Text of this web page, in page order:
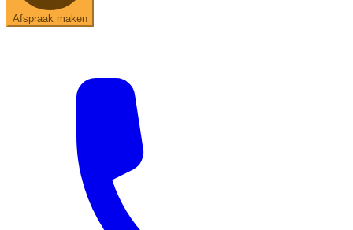
Afspraak maken